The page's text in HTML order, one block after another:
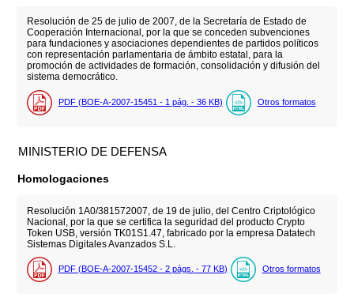
Resolución de 25 de julio de 2007, de la Secretaría de Estado de
Cooperación Internacional, por la que se conceden subvenciones
para fundaciones y asociaciones dependientes de partidos políticos
con representación parlamentaria de ámbito estatal, para la
promoción de actividades de formación, consolidación y difusión del
sistema democrático.
PDF (BOE-A-2007-15451 - 1 pág. - 36 KB) Otros formatos
MINISTERIO DE DEFENSA
Homologaciones
Resolución 1A0/381572007, de 19 de julio, del Centro Criptológico
Nacional, por la que se certifica la seguridad del producto Crypto
Token USB, versión TK01S1.47, fabricado por la empresa Datatech
Sistemas Digitales Avanzados S.L.
PDF (BOE-A-2007-15452 - 2 págs. - 77 KB) Otros formatos